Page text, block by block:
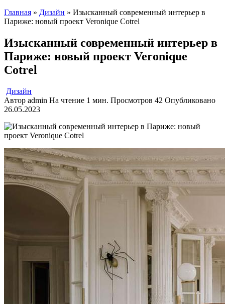
Главная » Дизайн » Изысканный современный интерьер в
Париже: новый проект Veronique Cotrel
Изысканный современный интерьер в
Париже: новый проект Veronique
Cotrel
Дизайн
Автор admin На чтение 1 мин. Просмотров 42 Опубликовано
26.05.2023